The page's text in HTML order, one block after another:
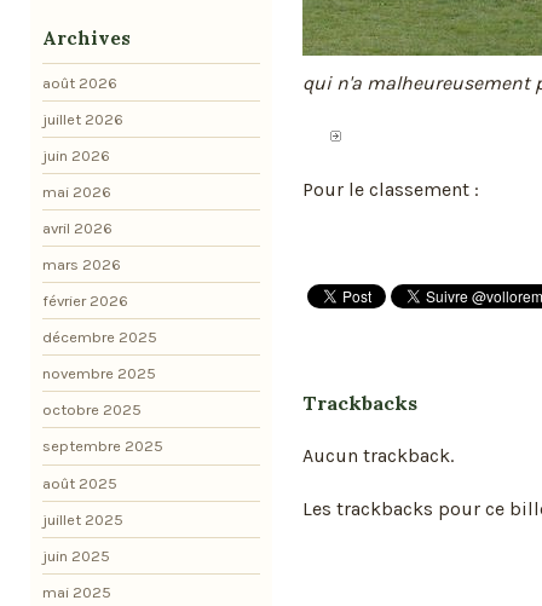
qui n'a malheureusement
Pour le classement :
Trackbacks
Aucun trackback.
Les trackbacks pour ce
Archives
août 2026
juillet 2026
juin 2026
mai 2026
avril 2026
mars 2026
février 2026
décembre 2025
novembre 2025
octobre 2025
septembre 2025
août 2025
juillet 2025
juin 2025
mai 2025